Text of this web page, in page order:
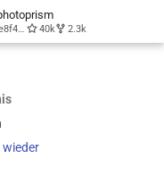
40k 2.3k
wieder